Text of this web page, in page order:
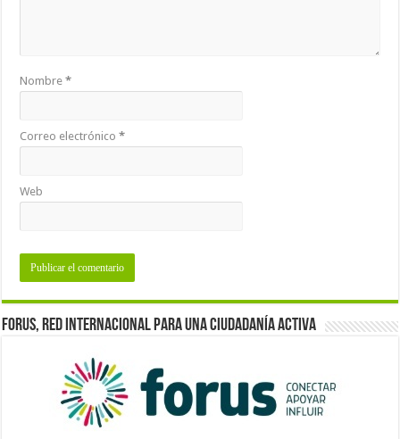
Nombre*
Correo electrónico*
Web
Forus, red internacional para una ciudadanía activa